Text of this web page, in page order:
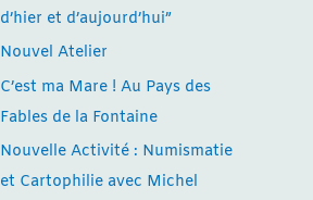
d’hier et d’aujourd’hui”
Nouvel Atelier
C’est ma Mare ! Au Pays des
Fables de la Fontaine
Nouvelle Activité : Numismatie
et Cartophilie avec Michel